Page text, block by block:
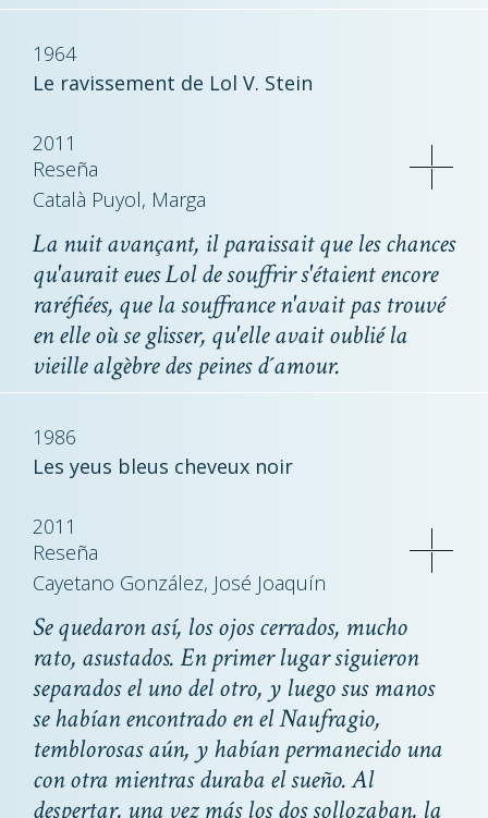
1964
Le ravissement de Lol V. Stein
2011
Reseña
Català Puyol, Marga
La nuit avançant, il paraissait que les chances
qu'aurait eues Lol de souffrir s'étaient encore
raréfiées, que la souffrance n'avait pas trouvé
en elle où se glisser, qu'elle avait oublié la
vieille algèbre des peines d´amour.
1986
Les yeus bleus cheveux noir
2011
Reseña
Cayetano González, José Joaquín
Se quedaron así, los ojos cerrados, mucho
rato, asustados. En primer lugar siguieron
separados el uno del otro, y luego sus manos
se habían encontrado en el Naufragio,
temblorosas aún, y habían permanecido una
con otra mientras duraba el sueño. Al
despertar, una vez más los dos sollozaban, la